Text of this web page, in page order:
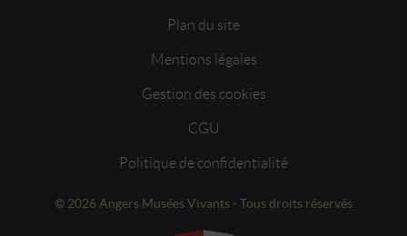
Plan du site
Mentions légales
Gestion des cookies
CGU
Politique de confidentialité
© 2026 Angers Musées Vivants - Tous droits réservés